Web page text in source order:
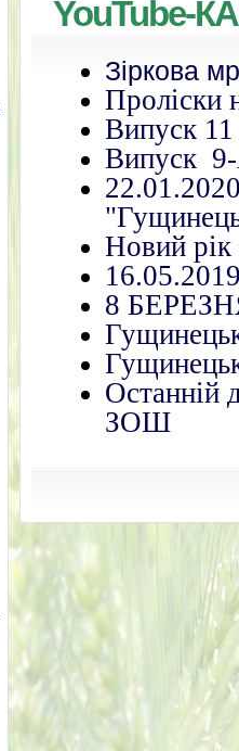
YouTube-
Зіркова
Проліски
Випуск
Випуск 9-
Новий
8
Останній
ЗОШ